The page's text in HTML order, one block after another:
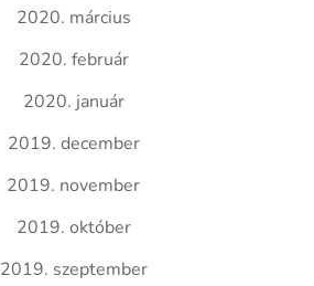
2020. március
2020. február
2020. január
2019. december
2019. november
2019. október
2019. szeptember